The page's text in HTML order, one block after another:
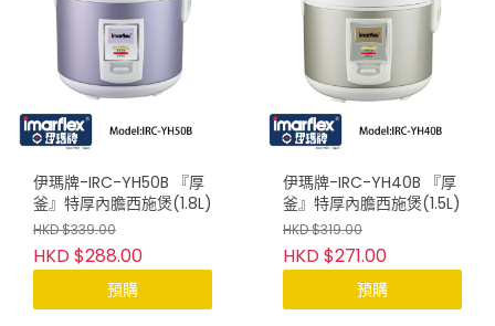
伊瑪牌-IRC-YH50B 『厚
釜』特厚內膽西施煲(1.8L)
HKD $339.00
HKD $288.00
預購
伊瑪牌-IRC-YH40B 『厚
釜』特厚內膽西施煲(1.5L)
HKD $319.00
HKD $271.00
預購